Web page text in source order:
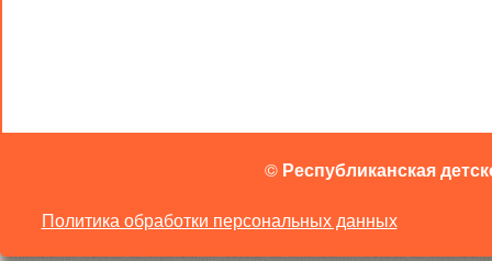
© Республиканская
Политика обработки персональных данных